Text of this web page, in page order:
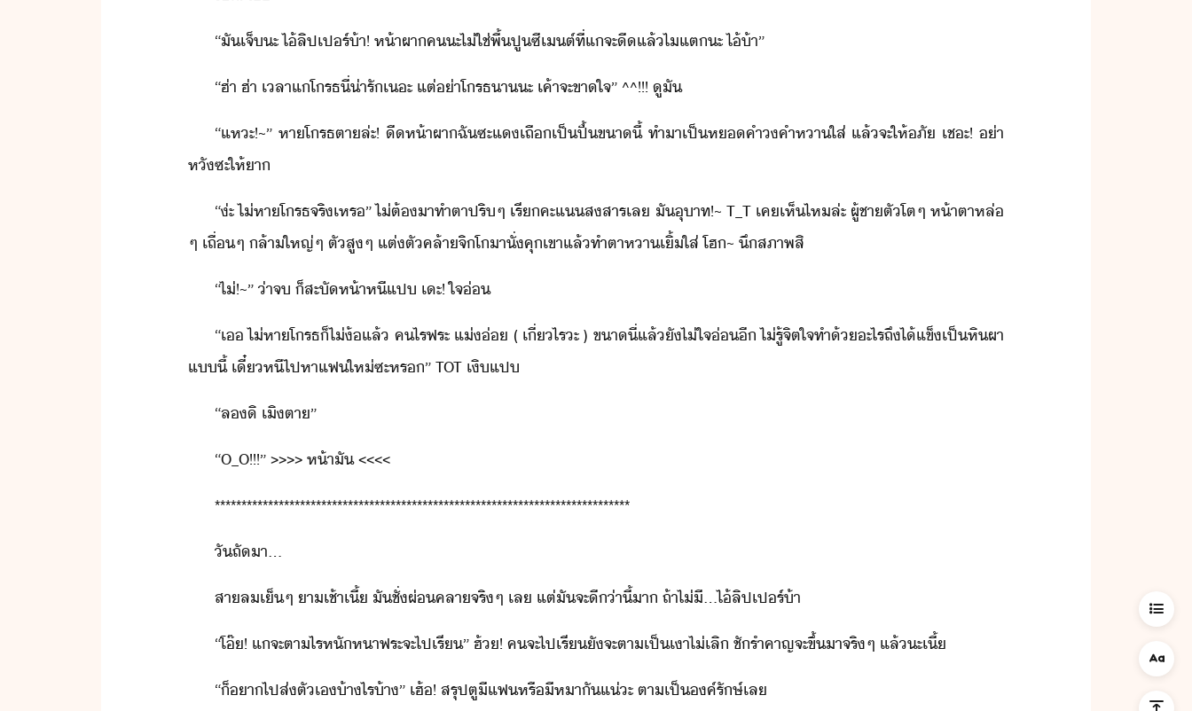
“​ั​เจ็​ะ​ ​ไ้​ลิป​เปร์​้า​!​ ​ห้าผา​ค​ะ​ไ่ใช่​พื้​ปูซีเต์​ที่​แ​จะ​ี​แล้​ไ​แต​ะ​ ​ไ้้า​”
“​ฮ่า​ ​ฮ่า​ ​เลา​แ​โรธ​ี่​่ารั​เะ​ ​แต่​่า​โรธ​า​ะ​ ​เค้า​จะ​ขาใจ​”​ ​^^​!​!​!​ ​ู​ั
“​แหะ​!​~​”​ ​หาโรธ​ตา​ล่ะ​!​ ​ี​ห้าผา​ฉั​ซะ​แเถื​เป็​ปื้​ขา​ี้​ ​ทำ​า​เป็​ห​คำ​คำ​หา​ใส่​ ​แล้​จะ​ให้ภั​ ​เชะ​!​ ​่า​
หั​ซะ​ให้า
“​่ะ​ ​ไ่​หาโรธ​จริ​เหร​”​ ​ไ่ต้​าทำ​ตา​ปริๆ​ ​เรี​คะแ​สสาร​เล​ ​ั​ุาท​!​~​ ​T_T​ ​เค​เห็​ไห​ล่ะ​ ​ผู้ชา​ตั​โต​ๆ​ ​ห้าตา​หล่​
ๆ​ ​เถื่​ๆ​ ​ล้า​ใหญ่​ๆ​ ​ตั​สู​ๆ​ ​แต่ตั​คล้า​จิ​โ​าั​่​คุ​เขา​แล้​ทำตา​หา​เิ้​ใส่​ ​โฮ​~​ ​ึ​สภาพ​สิ
“​ไ่​!​~​”​ ​่า​จ​ ​็​สะัห้า​หี​แป​ ​เะ​!​ ​ใจ่
“​เ​ ​ไ่​หาโรธ​็​ไ่​้​แล้​ ​ค​ไรฟ​ระ​ ​แ่​่​ ​(​ ​เี่​ไร​ะ​ ​)​ ​ขา​ี่​แล้ั​ไ่​ใจ่​ี​ ​ไ่รู้​จิตใจ​ทำ​้​ะไร​ถึ​ไ้​แข็​เป็​หิผา​
แี้​ ​เี๋​หี​ไปหา​แฟ​ให่​ซะ​หร​”​ ​TOT​ เ​ิ​แป
“​ล​ิ​ ​เิ​ตา​”
“​O_O​!​!​!​”​ ​>>>>​ ​ห้า​ั​ ​<<<<
******************************************************************************
ั​ถัา​...
สาล​เ็​ๆ​ ​าเช้า​เี​้​ ​ั​ชั่​ผ่คลา​จริๆ​ ​เล​ ​แต่​ั​จะ​ี่า​ี้​า​ ​ถ้า​ไ่ี​...​ไ้​ลิป​เปร์​้า
“​โ๊​!​ ​แ​จะ​ตา​ไร​หัหาฟ​ระ​จะ​ไป​เรี​”​ ฮ​้​!​ ​ค​จะ​ไป​เรี​ั​จะ​ตา​เป็เา​ไ่​เลิ​ ​ชั​รำคาญ​จะ​ขึ้​า​จริๆ​ ​แล้​ะ​เี​้
“​็​า​ไป​ส่ตั​เ​้า​ไร​้า​”​ ​เฮ้​!​ ​สรุป​ตูี​แฟ​หรื​ี​หาั​แ่ะ​ ​ตา​เป็​ค์​รัษ์​เล